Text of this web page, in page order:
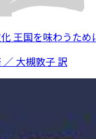
王国を味わうた
大槻敦子 訳